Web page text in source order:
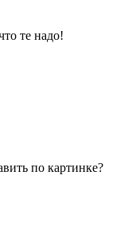
те надо!
по картинке?